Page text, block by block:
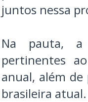
juntos nessa
Na pauta, a
pertinentes
anual, além
brasileira atual.